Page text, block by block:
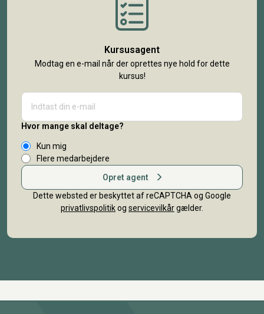
Kursusagent
Modtag en e-mail når der oprettes nye hold for dette
kursus!
Hvor mange skal deltage?
Kun mig
Flere medarbejdere
Opret agent
Dette websted er beskyttet af reCAPTCHA og Google
privatlivspolitikog servicevilkårgælder.